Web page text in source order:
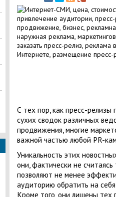
С тех пор, как пресс-
сухих сводок различных
продвижения, многие
важной частью любой PR-
Уникальность этих
они, фактически не
позволяют не менее
аудиторию обратить на
Кроме того, они лишены тех